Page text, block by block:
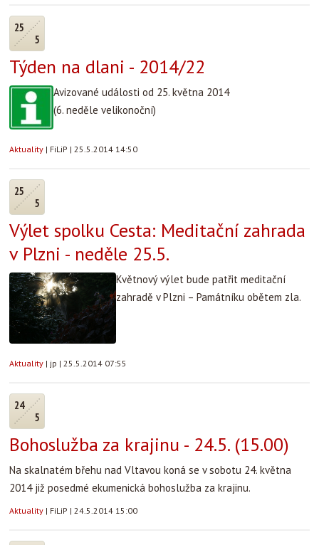
25
5
Týden na dlani - 2014/22
Avizované události od 25. května 2014
(6. neděle velikonoční)
Aktuality | FiLiP | 25.5.2014 14:50
25
5
Výlet spolku Cesta: Meditační zahrada
v Plzni - neděle 25.5.
Květnový výlet bude patřit meditační
zahradě v Plzni – Památníku obětem zla.
Aktuality | jp | 25.5.2014 07:55
24
5
Bohoslužba za krajinu - 24.5. (15.00)
Na skalnatém břehu nad Vltavou koná se v sobotu 24. května
2014 již posedmé ekumenická bohoslužba za krajinu.
Aktuality | FiLiP | 24.5.2014 15:00